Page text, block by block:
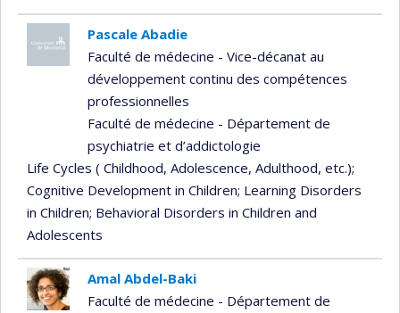
Pascale Abadie
Faculté de médecine - Vice-décanat au
développement continu des compétences
professionnelles
Faculté de médecine - Département de
psychiatrie et d’addictologie
Life Cycles ( Childhood, Adolescence, Adulthood, etc.);
Cognitive Development in Children; Learning Disorders
in Children; Behavioral Disorders in Children and
Adolescents
Amal Abdel-Baki
Faculté de médecine - Département de